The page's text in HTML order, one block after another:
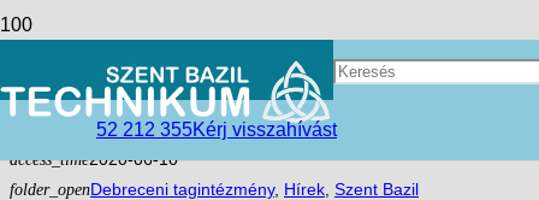
52 212 355Kérj visszahívást
Ahogy egy jó tanár útjára engedi
a tanulóit
access_time2020-06-10
folder_openDebreceni tagintézmény, Hírek Szent Bazil